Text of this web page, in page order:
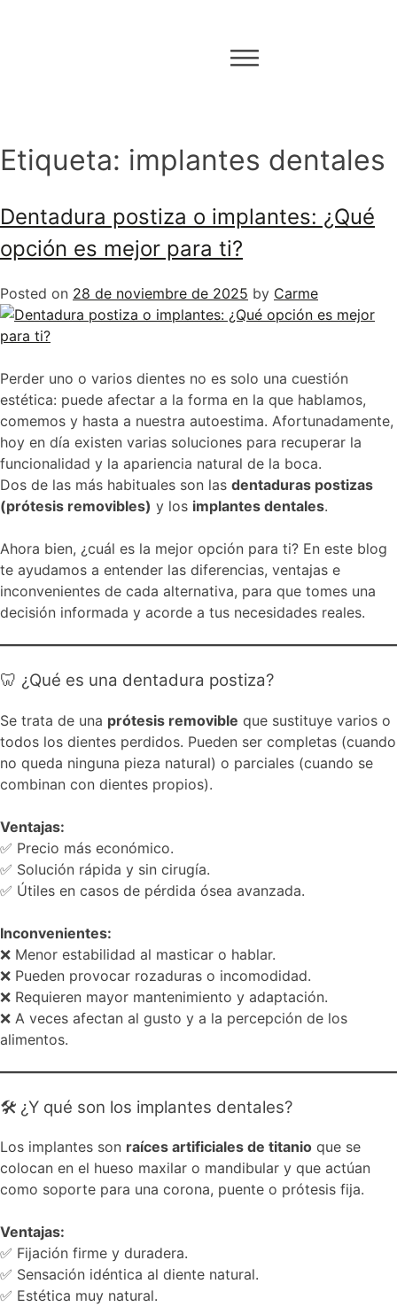
Etiqueta: implantes dentales
Dentadura postiza o implantes: ¿Qué
opción es mejor para ti?
Posted on 28 de noviembre de 2025 by Carme
Perder uno o varios dientes no es solo una cuestión
estética: puede afectar a la forma en la que hablamos,
comemos y hasta a nuestra autoestima. Afortunadamente,
hoy en día existen varias soluciones para recuperar la
funcionalidad y la apariencia natural de la boca.
Dos de las más habituales son las dentaduras postizas
(prótesis removibles) y los implantes dentales.
Ahora bien, ¿cuál es la mejor opción para ti? En este blog
te ayudamos a entender las diferencias, ventajas e
inconvenientes de cada alternativa, para que tomes una
decisión informada y acorde a tus necesidades reales.
🦷 ¿Qué es una dentadura postiza?
Se trata de una prótesis removible que sustituye varios o
todos los dientes perdidos. Pueden ser completas (cuando
no queda ninguna pieza natural) o parciales (cuando se
combinan con dientes propios).
Ventajas:
✅ Precio más económico.
✅ Solución rápida y sin cirugía.
✅ Útiles en casos de pérdida ósea avanzada.
Inconvenientes:
❌ Menor estabilidad al masticar o hablar.
❌ Pueden provocar rozaduras o incomodidad.
❌ Requieren mayor mantenimiento y adaptación.
❌ A veces afectan al gusto y a la percepción de los
alimentos.
🛠️ ¿Y qué son los implantes dentales?
Los implantes son raíces artificiales de titanio que se
colocan en el hueso maxilar o mandibular y que actúan
como soporte para una corona, puente o prótesis fija.
Ventajas:
✅ Fijación firme y duradera.
✅ Sensación idéntica al diente natural.
✅ Estética muy natural.